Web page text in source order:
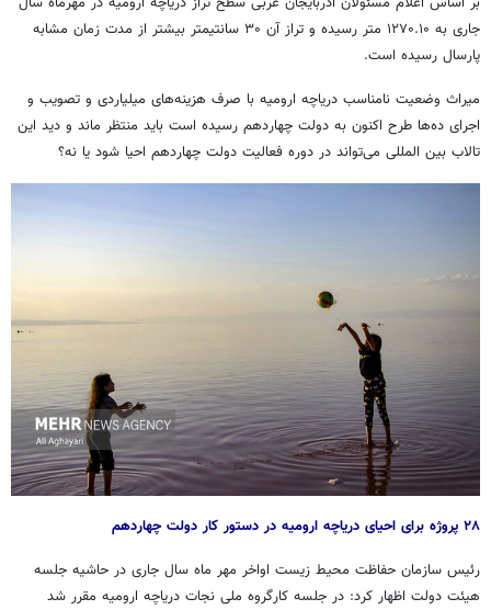
جاری به ۱۲۷۰.۱۰ متر رسیده و تراز آن ۳۰ سانتیمتر بیشتر از مدت زمان مشابه
پارسال رسیده است.
میراث وضعیت نامناسب دریاچه ارومیه با صرف هزینه‌های میلیاردی و تصویب و
اجرای ده‌ها طرح اکنون به دولت چهاردهم رسیده است باید منتظر ماند و دید این
تالاب بین المللی می‌تواند در دوره فعالیت دولت چهاردهم احیا شود یا نه؟
۲۸ پروژه برای احیای دریاچه ارومیه در دستور کار دولت چهاردهم
رئیس سازمان حفاظت محیط زیست اواخر مهر ماه سال جاری در حاشیه جلسه
هیئت دولت اظهار کرد: در جلسه کارگروه ملی نجات دریاچه ارومیه مقرر شد